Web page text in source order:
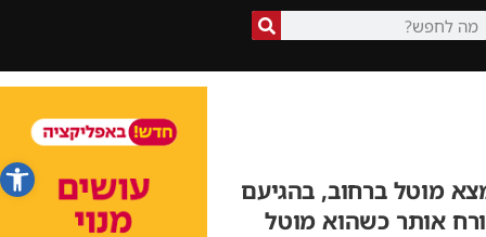
פתח
מוטל ברחוב, בהגיעם
אותר כשהוא מוטל